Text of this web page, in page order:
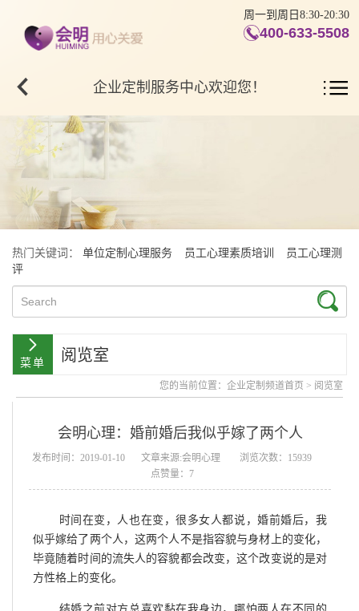
周一到周日8:30-20:30
400-633-5508
企业定制服务中心欢迎您！
热门关键词： 单位定制心理服务 员工心理素质培训
员工心理测
评
阅览室
您的当前位置： 企业定制频道首页 > 阅览室
会明心理：婚前婚后我似乎嫁了两个人
发布时间：2019-01-10 文章来源:会明心理
浏览次数：15939
点赞量：7
时间在变，人也在变，很多女人都说，婚前婚后，我
似乎嫁给了两个人，这两个人不是指容貌与身材上的变化，
毕竟随着时间的流失人的容貌都会改变，这个改变说的是对
方性格上的变化。